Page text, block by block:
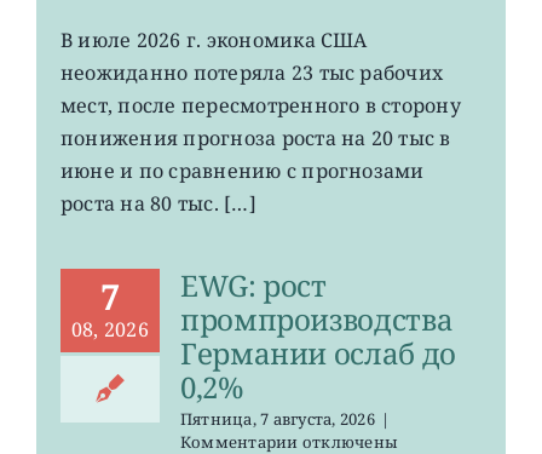
VOO:
рабочих
мест
США
неожиданно
В июле 2026 г. экономика США
неожиданно потеряла 23 тыс рабочих
мест, после пересмотренного в сторону
понижения прогноза роста на 20 тыс в
июне и по сравнению с прогнозами
роста на 80 тыс. […]
7
08, 2026
EWG: рост
промпроизводства
Германии ослаб до
0,2%
Пятница, 7 августа, 2026 |
Комментариикотключены